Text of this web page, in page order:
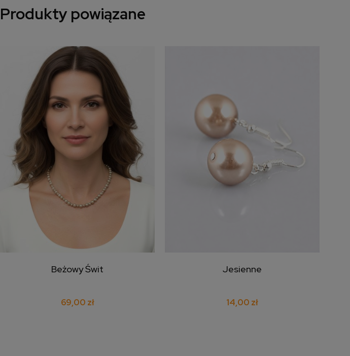
Produkty powiązane
dodaj do koszyka
Beżowy Świt
69,00 zł
dodaj do koszyka
Jesienne
14,00 zł